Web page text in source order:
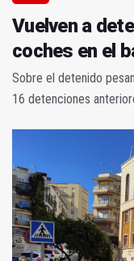
Vuelven a
coches en el
Sobre el detenido
16 detenciones